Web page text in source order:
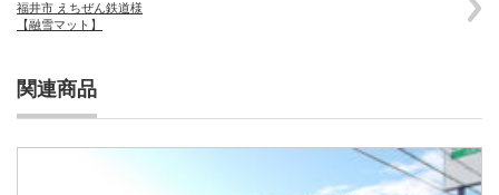
福井市 えちぜん鉄道様
【融雪マット】
関連商品